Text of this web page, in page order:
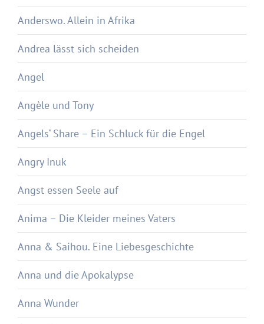
Anderswo. Allein in Afrika
Andrea lässt sich scheiden
Angel
Angèle und Tony
Angels‘ Share – Ein Schluck für die Engel
Angry Inuk
Angst essen Seele auf
Anima – Die Kleider meines Vaters
Anna & Saihou. Eine Liebesgeschichte
Anna und die Apokalypse
Anna Wunder